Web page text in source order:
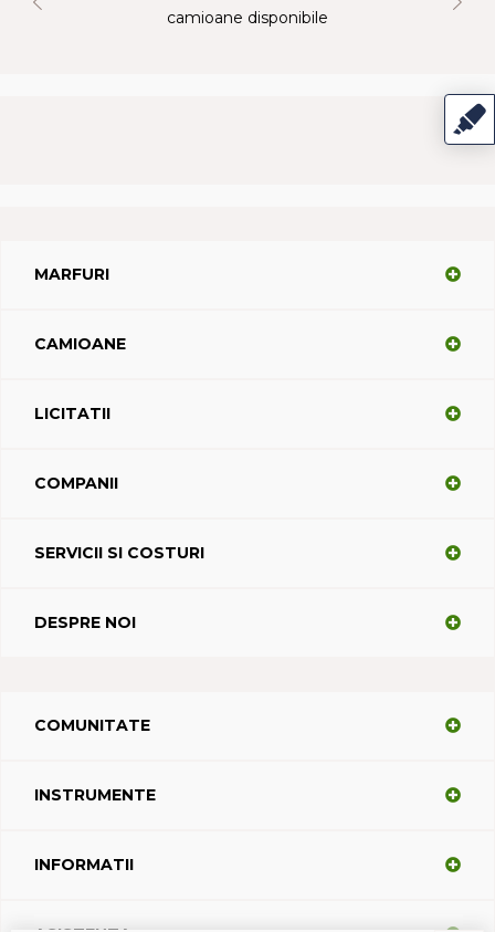
camioane disponibile
MARFURI
CAMIOANE
LICITATII
COMPANII
SERVICII SI COSTURI
DESPRE NOI
COMUNITATE
INSTRUMENTE
INFORMATII